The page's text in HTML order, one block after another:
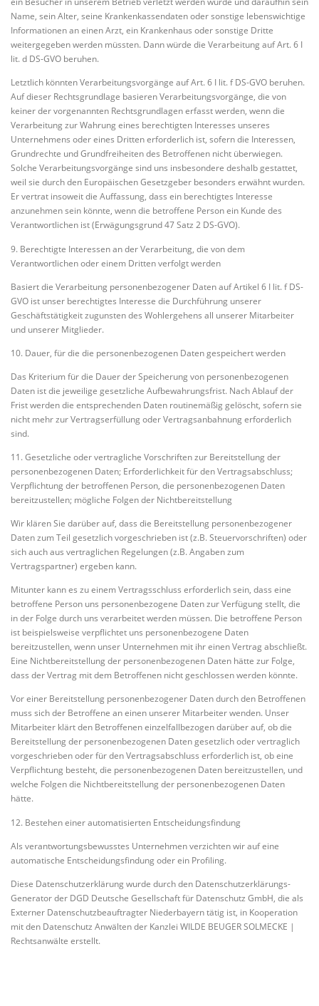
Name, sein Alter, seine Krankenkassendaten oder sonstige lebenswichtige
Informationen an einen Arzt, ein Krankenhaus oder sonstige Dritte
weitergegeben werden müssten. Dann würde die Verarbeitung auf Art. 6 I
lit. d DS-GVO beruhen.
Letztlich könnten Verarbeitungsvorgänge auf Art. 6 I lit. f DS-GVO beruhen.
Auf dieser Rechtsgrundlage basieren Verarbeitungsvorgänge, die von
keiner der vorgenannten Rechtsgrundlagen erfasst werden, wenn die
Verarbeitung zur Wahrung eines berechtigten Interesses unseres
Unternehmens oder eines Dritten erforderlich ist, sofern die Interessen,
Grundrechte und Grundfreiheiten des Betroffenen nicht überwiegen.
Solche Verarbeitungsvorgänge sind uns insbesondere deshalb gestattet,
weil sie durch den Europäischen Gesetzgeber besonders erwähnt wurden.
Er vertrat insoweit die Auffassung, dass ein berechtigtes Interesse
anzunehmen sein könnte, wenn die betroffene Person ein Kunde des
Verantwortlichen ist (Erwägungsgrund 47 Satz 2 DS-GVO).
9. Berechtigte Interessen an der Verarbeitung, die von dem
Verantwortlichen oder einem Dritten verfolgt werden
Basiert die Verarbeitung personenbezogener Daten auf Artikel 6 I lit. f DS-
GVO ist unser berechtigtes Interesse die Durchführung unserer
Geschäftstätigkeit zugunsten des Wohlergehens all unserer Mitarbeiter
und unserer Mitglieder.
10. Dauer, für die die personenbezogenen Daten gespeichert werden
Das Kriterium für die Dauer der Speicherung von personenbezogenen
Daten ist die jeweilige gesetzliche Aufbewahrungsfrist. Nach Ablauf der
Frist werden die entsprechenden Daten routinemäßig gelöscht, sofern sie
nicht mehr zur Vertragserfüllung oder Vertragsanbahnung erforderlich
sind.
11. Gesetzliche oder vertragliche Vorschriften zur Bereitstellung der
personenbezogenen Daten; Erforderlichkeit für den Vertragsabschluss;
Verpflichtung der betroffenen Person, die personenbezogenen Daten
bereitzustellen; mögliche Folgen der Nichtbereitstellung
Wir klären Sie darüber auf, dass die Bereitstellung personenbezogener
Daten zum Teil gesetzlich vorgeschrieben ist (z.B. Steuervorschriften) oder
sich auch aus vertraglichen Regelungen (z.B. Angaben zum
Vertragspartner) ergeben kann.
Mitunter kann es zu einem Vertragsschluss erforderlich sein, dass eine
betroffene Person uns personenbezogene Daten zur Verfügung stellt, die
in der Folge durch uns verarbeitet werden müssen. Die betroffene Person
ist beispielsweise verpflichtet uns personenbezogene Daten
bereitzustellen, wenn unser Unternehmen mit ihr einen Vertrag abschließt.
Eine Nichtbereitstellung der personenbezogenen Daten hätte zur Folge,
dass der Vertrag mit dem Betroffenen nicht geschlossen werden könnte.
Vor einer Bereitstellung personenbezogener Daten durch den Betroffenen
muss sich der Betroffene an einen unserer Mitarbeiter wenden. Unser
Mitarbeiter klärt den Betroffenen einzelfallbezogen darüber auf, ob die
Bereitstellung der personenbezogenen Daten gesetzlich oder vertraglich
vorgeschrieben oder für den Vertragsabschluss erforderlich ist, ob eine
Verpflichtung besteht, die personenbezogenen Daten bereitzustellen, und
welche Folgen die Nichtbereitstellung der personenbezogenen Daten
hätte.
12. Bestehen einer automatisierten Entscheidungsfindung
Als verantwortungsbewusstes Unternehmen verzichten wir auf eine
automatische Entscheidungsfindung oder ein Profiling.
Diese Datenschutzerklärung wurde durch den Datenschutzerklärungs-
Generator der DGD Deutsche Gesellschaft für Datenschutz GmbH, die als
Externer Datenschutzbeauftragter Niederbayern tätig ist, in Kooperation
mit den Datenschutz Anwälten der Kanzlei WILDE BEUGER SOLMECKE |
Rechtsanwälte erstellt.